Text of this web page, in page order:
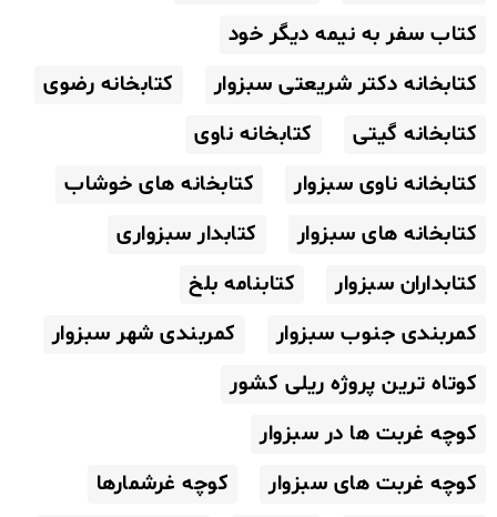
کتاب سفر به نیمه دیگر خود
کتابخانه دکتر شریعتی سبزوار
کتابخانه رضوی
کتابخانه گیتی
کتابخانه ناوی
کتابخانه ناوی سبزوار
کتابخانه های خوشاب
کتابخانه های سبزوار
کتابدار سبزواری
کتابداران سبزوار
کتابنامه بلخ
کمربندی جنوب سبزوار
کمربندی شهر سبزوار
کوتاه ترین پروژه ریلی کشور
کوچه غربت ها در سبزوار
کوچه غربت های سبزوار
کوچه غرشمارها